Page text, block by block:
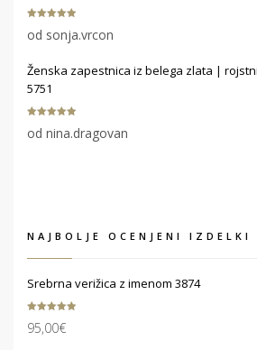
od 5
od sonja.vrcon
Ženska zapestnica iz belega zlata |
5751
od 5
od nina.dragovan
NAJBOLJE OCENJENI IZDELKI
Srebrna verižica z imenom 3874
5.00 od 5
95,00€